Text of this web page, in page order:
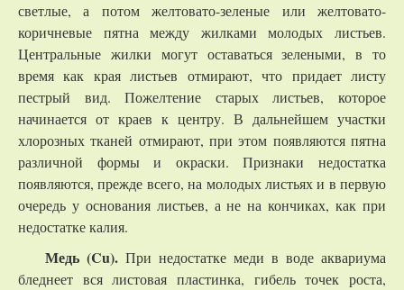
светлые, а потом желтовато-зеленые или желтовато-
коричневые пятна между жилками молодых листьев.
Центральные жилки могут оставаться зелеными, в то
время как края листьев отмирают, что придает листу
пестрый вид. Пожелтение старых листьев, которое
начинается от краев к центру. В дальнейшем участки
хлорозных тканей отмирают, при этом появляются пятна
различной формы и окраски. Признаки недостатка
появляются, прежде всего, на молодых листьях и в первую
очередь у основания листьев, а не на кончиках, как при
недостатке калия.
Медь (Cu). При недостатке меди в воде аквариума
бледнеет вся листовая пластинка, гибель точек роста,